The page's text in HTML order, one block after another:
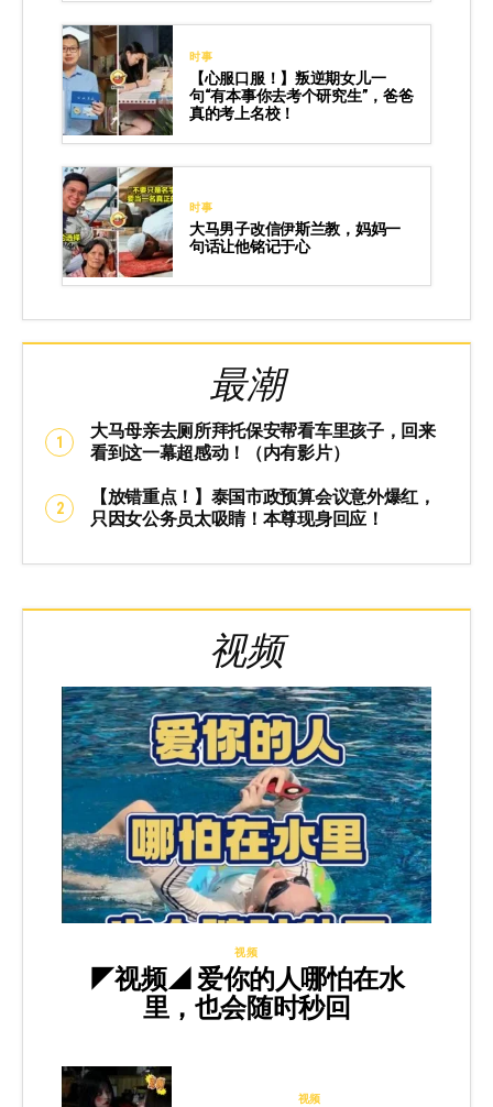
时事
【心服口服！】叛逆期女儿一
句“有本事你去考个研究生”，爸爸
真的考上名校！
时事
大马男子改信伊斯兰教，妈妈一
句话让他铭记于心
最潮
大马母亲去厕所拜托保安帮看车里孩子，回来
看到这一幕超感动！（内有影片）
【放错重点！】泰国市政预算会议意外爆红，
只因女公务员太吸睛！本尊现身回应！
视频
视频
◤视频◢ 爱你的人哪怕在水
里，也会随时秒回
视频